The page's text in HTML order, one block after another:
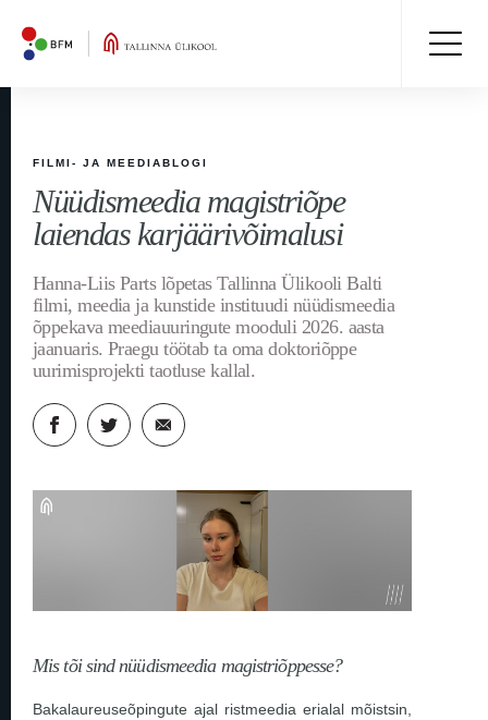
FILMI- JA MEEDIABLOGI
Nüüdismeedia magistriõpe
laiendas karjäärivõimalusi
Hanna-Liis Parts lõpetas Tallinna Ülikooli Balti
filmi, meedia ja kunstide instituudi nüüdismeedia
õppekava meediauuringute mooduli 2026. aasta
jaanuaris. Praegu töötab ta oma doktoriõppe
uurimisprojekti taotluse kallal.
Mis tõi sind nüüdismeedia magistriõppesse?
Bakalaureuseõpingute ajal ristmeedia erialal mõistsin,